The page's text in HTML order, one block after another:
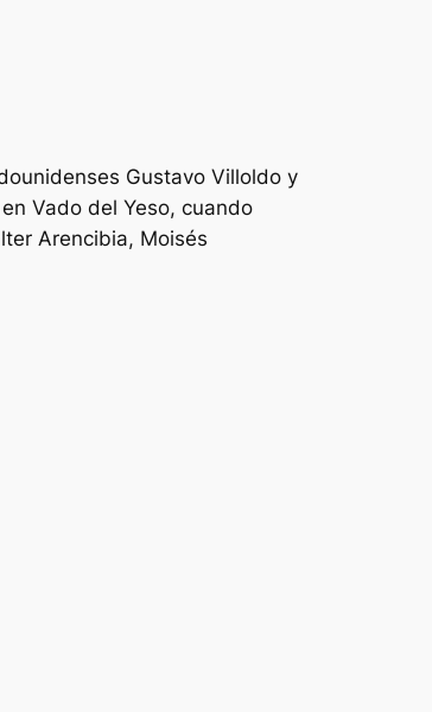
Gustavo Villoldo y
Vado del Yeso, cuando
Arencibia, Moisés